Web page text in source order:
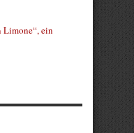
Limone“, ein